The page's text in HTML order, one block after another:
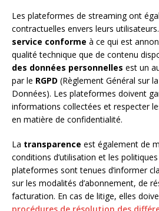
Les plateformes de streaming ont
contractuelles envers leurs
service conforme à ce qui est
qualité technique que de contenu
des données personnelles est un
par le RGPD (Règlement Général sur
Données). Les plateformes doivent
informations collectées et respecter
en matière de confidentialité.
La transparence est également de
conditions d’utilisation et les
plateformes sont tenues d’informer
sur les modalités d’abonnement, de
facturation. En cas de litige, elles